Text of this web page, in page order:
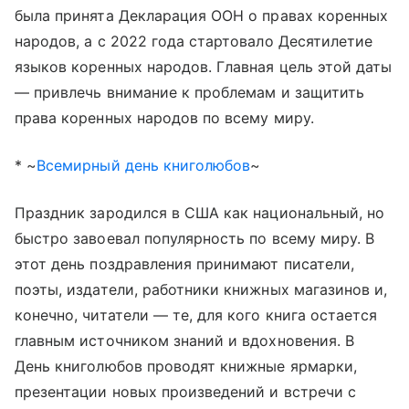
была принята Декларация ООН о правах коренных
народов, а с 2022 года стартовало Десятилетие
языков коренных народов. Главная цель этой даты
— привлечь внимание к проблемам и защитить
права коренных народов по всему миру.
* ~Всемирный день книголюбов~
Праздник зародился в США как национальный, но
быстро завоевал популярность по всему миру. В
этот день поздравления принимают писатели,
поэты, издатели, работники книжных магазинов и,
конечно, читатели — те, для кого книга остается
главным источником знаний и вдохновения. В
День книголюбов проводят книжные ярмарки,
презентации новых произведений и встречи с